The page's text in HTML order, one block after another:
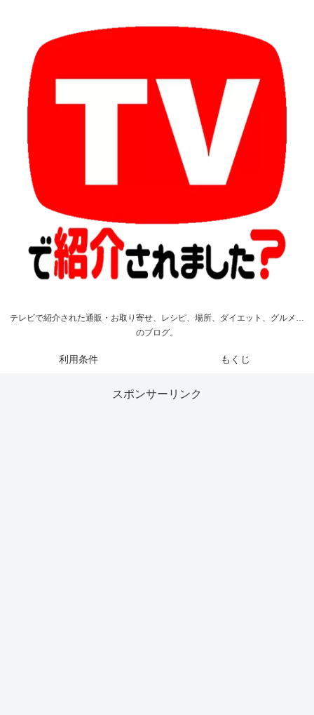
テレビで紹介された通販・お取り寄せ、レシピ、場所、ダイエット、グルメ…
のブログ。
利用条件 もくじ
スポンサーリンク